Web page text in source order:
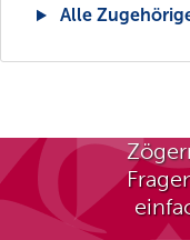
Alle